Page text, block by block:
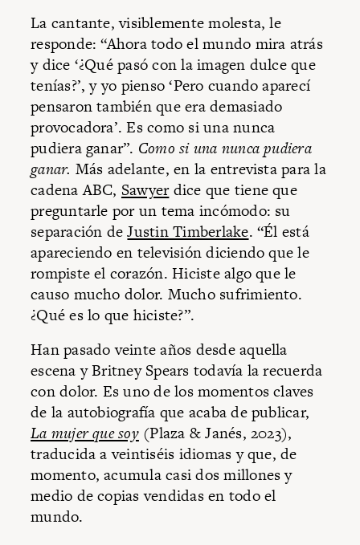
La cantante, visiblemente molesta, le
responde: “Ahora todo el mundo mira atrás
y dice ‘¿Qué pasó con la imagen dulce que
tenías?’, y yo pienso ‘Pero cuando aparecí
pensaron también que era demasiado
provocadora’. Es como si una nunca
pudiera ganar”. Como si una nunca pudiera
ganar. Más adelante, en la entrevista para la
cadena ABC, Sawyerdice que tiene que
preguntarle por un tema incómodo: su
separación deJustin Timberlake. “Él está
apareciendo en televisión diciendo que le
rompiste el corazón. Hiciste algo que le
causo mucho dolor. Mucho sufrimiento.
¿Qué es lo que hiciste?”.
Han pasado veinte años desde aquella
escena y Britney Spears todavía la recuerda
con dolor. Es uno de los momentos claves
de la autobiografía que acaba de publicar,
La mujer que soy(Plaza & Janés, 2023),
traducida a veintiséis idiomas y que, de
momento, acumula casi dos millones y
medio de copias vendidas en todo el
mundo.